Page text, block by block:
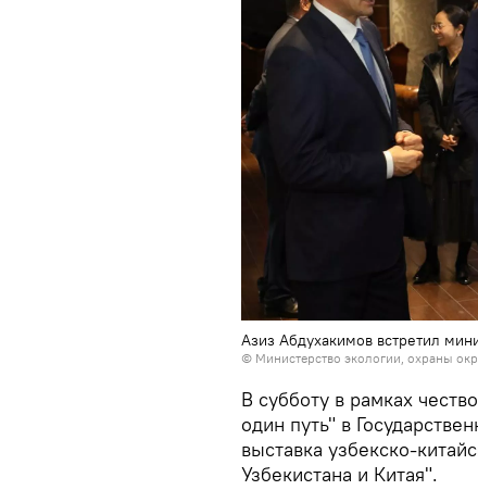
Азиз Абдухакимов встретил
© Министерство экологии, охраны
В субботу в рамках
один путь" в
выставка узбекско-
Узбекистана и Китая".